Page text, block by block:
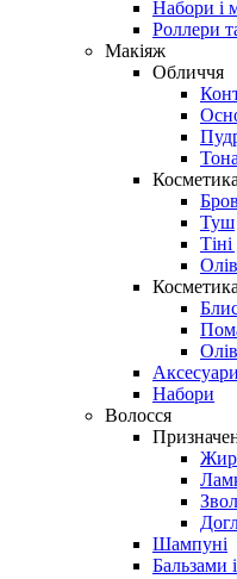
Набори і
Роллери
Макіяж
Обличчя
Туш
Аксесуари
Набори
Волосся
Шампуні
Бальзами